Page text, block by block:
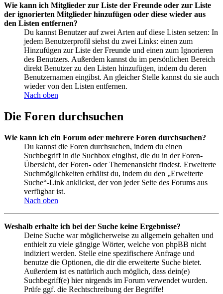
Wie kann ich Mitglieder zur Liste der Freunde oder zur Liste
der ignorierten Mitglieder hinzufügen oder diese wieder aus
den Listen entfernen?
Du kannst Benutzer auf zwei Arten auf diese Listen setzen: In
jedem Benutzerprofil siehst du zwei Links: einen zum
Hinzufügen zur Liste der Freunde und einen zum Ignorieren
des Benutzers. Außerdem kannst du im persönlichen Bereich
direkt Benutzer zu den Listen hinzufügen, indem du deren
Benutzernamen eingibst. An gleicher Stelle kannst du sie auch
wieder von den Listen entfernen.
Nach oben
Die Foren durchsuchen
Wie kann ich ein Forum oder mehrere Foren durchsuchen?
Du kannst die Foren durchsuchen, indem du einen
Suchbegriff in die Suchbox eingibst, die du in der Foren-
Übersicht, der Foren- oder Themenansicht findest. Erweiterte
Suchmöglichkeiten erhältst du, indem du den „Erweiterte
Suche“-Link anklickst, der von jeder Seite des Forums aus
verfügbar ist.
Nach oben
Weshalb erhalte ich bei der Suche keine Ergebnisse?
Deine Suche war möglicherweise zu allgemein gehalten und
enthielt zu viele gängige Wörter, welche von phpBB nicht
indiziert werden. Stelle eine spezifischere Anfrage und
benutze die Optionen, die dir die erweiterte Suche bietet.
Außerdem ist es natürlich auch möglich, dass dein(e)
Suchbegriff(e) hier nirgends im Forum verwendet wurden.
Prüfe ggf. die Rechtschreibung der Begriffe!